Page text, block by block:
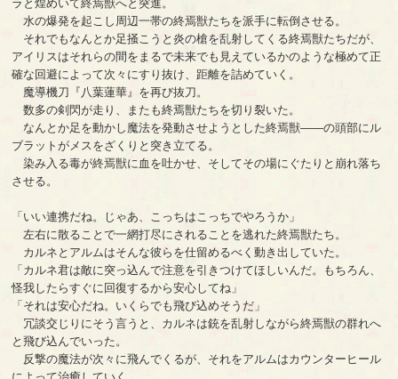
ラと煌めいて終焉獣へと突進。
水の爆発を起こし周辺一帯の終焉獣たちを派手に転倒させる。
それでもなんとか足掻こうと炎の槍を乱射してくる終焉獣たちだが、
アイリスはそれらの間をまるで未来でも見えているかのような極めて正
確な回避によって次々にすり抜け、距離を詰めていく。
魔導機刀『八葉蓮華』を再び抜刀。
数多の剣閃が走り、またも終焉獣たちを切り裂いた。
なんとか足を動かし魔法を発動させようとした終焉獣――の頭部にル
ブラットがメスをざくりと突き立てる。
染み入る毒が終焉獣に血を吐かせ、そしてその場にぐたりと崩れ落ち
させる。
「いい連携だね。じゃあ、こっちはこっちでやろうか」
左右に散ることで一網打尽にされることを逃れた終焉獣たち。
カルネとアルムはそんな彼らを仕留めるべく動き出していた。
「カルネ君は敵に突っ込んで注意を引きつけてほしいんだ。もちろん、
怪我したらすぐに回復するから安心してね」
「それは安心だね。いくらでも飛び込めそうだ」
冗談交じりにそう言うと、カルネは銃を乱射しながら終焉獣の群れへ
と飛び込んでいった。
反撃の魔法が次々に飛んでくるが、それをアルムはカウンターヒール